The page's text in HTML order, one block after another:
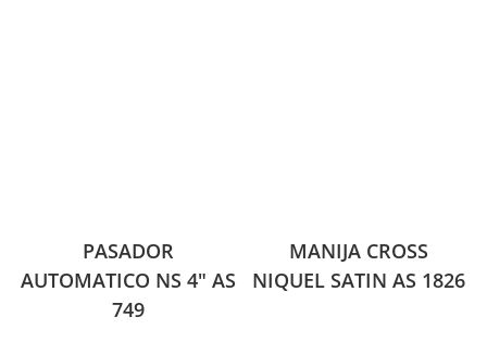
PASADOR
AUTOMATICO NS 4″ AS
749
MANIJA CROSS
NIQUEL SATIN AS 1826